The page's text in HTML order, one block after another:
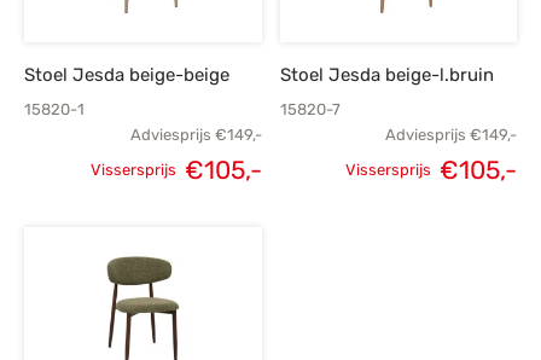
Stoel Jesda beige-beige
15820-1
Adviesprijs €149,-
Vissersprijs €105,-
Stoel Jesda beige-l.bruin
15820-7
Adviesprijs €149,-
Vissersprijs €105,-